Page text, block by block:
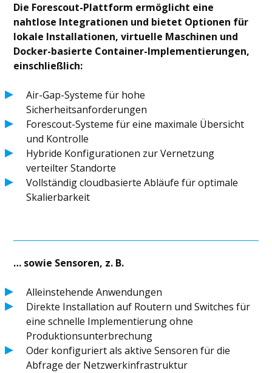
Die Forescout-Plattform ermöglicht eine
nahtlose Integrationen und bietet Optionen für
lokale Installationen, virtuelle Maschinen und
Docker-basierte Container-Implementierungen,
einschließlich:
Air-Gap-Systeme für hohe
Sicherheitsanforderungen
Forescout-Systeme für eine maximale Übersicht
und Kontrolle
Hybride Konfigurationen zur Vernetzung
verteilter Standorte
Vollständig cloudbasierte Abläufe für optimale
Skalierbarkeit
… sowie Sensoren, z. B.
Alleinstehende Anwendungen
Direkte Installation auf Routern und Switches für
eine schnelle Implementierung ohne
Produktionsunterbrechung
Oder konfiguriert als aktive Sensoren für die
Abfrage der Netzwerkinfrastruktur